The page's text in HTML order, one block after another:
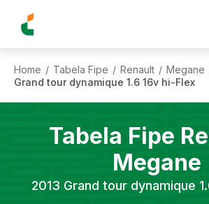
Home / Tabela Fipe / Renault / Megane
Grand tour dynamique 1.6 16v hi-Flex
Tabela Fipe
Megane
2013 Grand tour dynamique